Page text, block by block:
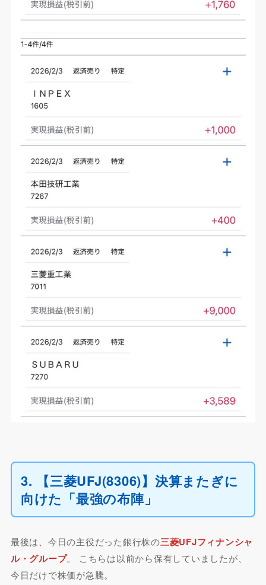
3. 【三菱UFJ(8306)】決算またぎに
向けた「最強の布陣」
最後は、今日の主役だった銀行株の三菱UFJフィナンシャ
ル・グループ。 こちらは以前から保有していましたが、
今日だけで株価が急騰。